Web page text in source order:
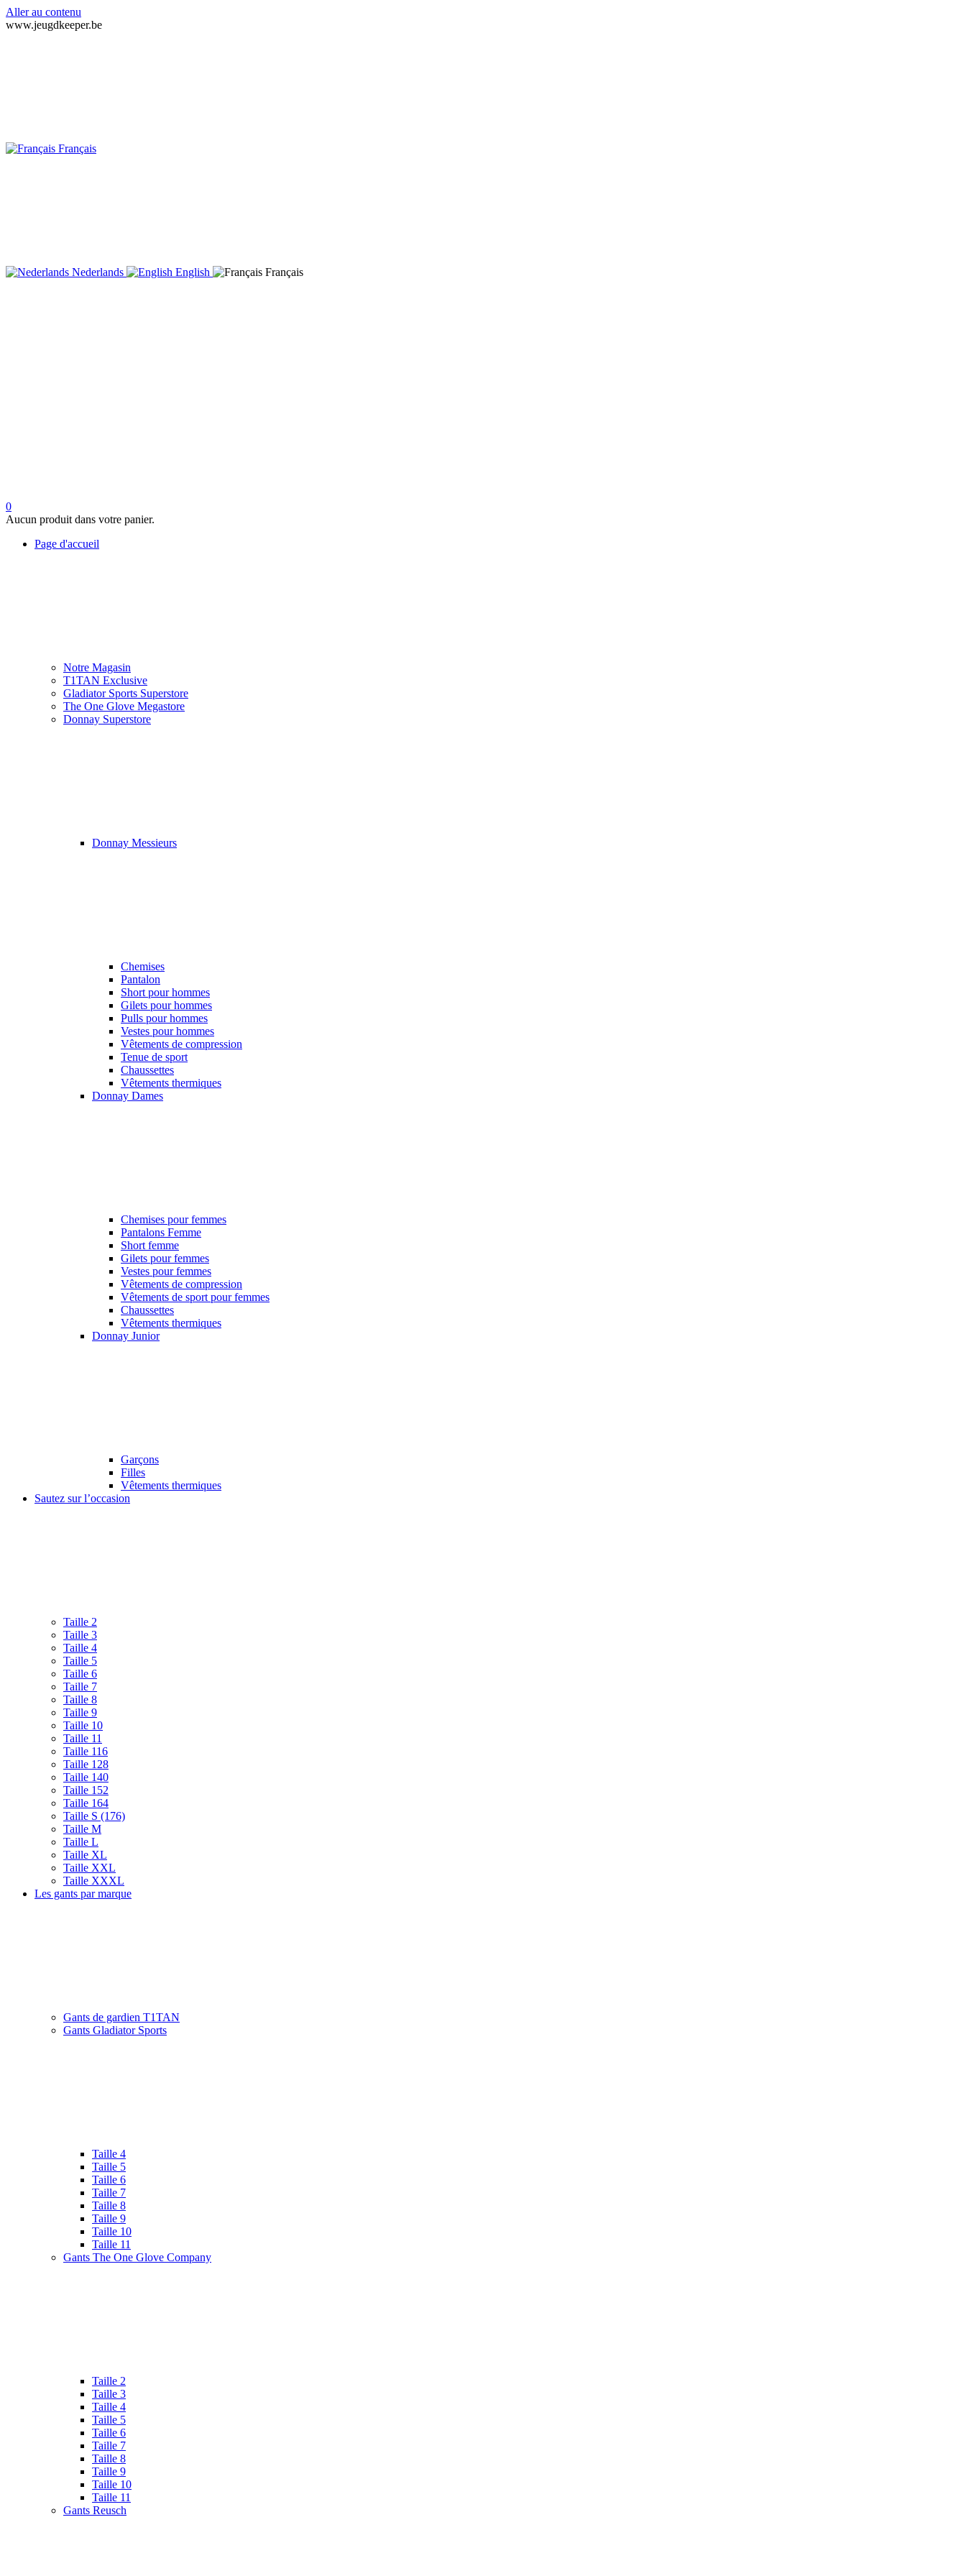
Aller au contenu
www.jeugdkeeper.be
Français
Nederlands English Français
0
Aucun produit dans votre panier.
Page d'accueil
Notre Magasin
T1TAN Exclusive
Gladiator Sports Superstore
The One Glove Megastore
Donnay Superstore
Donnay Messieurs
Chemises
Pantalon
Short pour hommes
Gilets pour hommes
Pulls pour hommes
Vestes pour hommes
Vêtements de compression
Tenue de sport
Chaussettes
Vêtements thermiques
Donnay Dames
Chemises pour femmes
Pantalons Femme
Short femme
Gilets pour femmes
Vestes pour femmes
Vêtements de compression
Vêtements de sport pour femmes
Chaussettes
Vêtements thermiques
Donnay Junior
Garçons
Filles
Vêtements thermiques
Sautez sur l’occasion
Taille 2
Taille 3
Taille 4
Taille 5
Taille 6
Taille 7
Taille 8
Taille 9
Taille 10
Taille 11
Taille 116
Taille 128
Taille 140
Taille 152
Taille 164
Taille S (176)
Taille M
Taille L
Taille XL
Taille XXL
Taille XXXL
Les gants par marque
Gants de gardien T1TAN
Gants Gladiator Sports
Taille 4
Taille 5
Taille 6
Taille 7
Taille 8
Taille 9
Taille 10
Taille 11
Gants The One Glove Company
Taille 2
Taille 3
Taille 4
Taille 5
Taille 6
Taille 7
Taille 8
Taille 9
Taille 10
Taille 11
Gants Reusch